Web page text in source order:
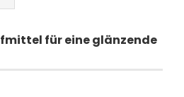
für eine glänzende